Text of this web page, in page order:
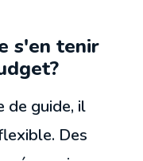
s'en tenir
de guide, il
Des